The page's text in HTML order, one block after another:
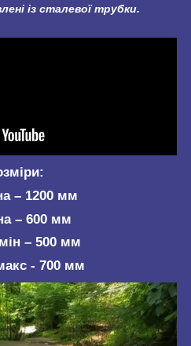
із сталевої трубки.
– 1200 мм
– 600 мм
– 500 мм
- 700 мм